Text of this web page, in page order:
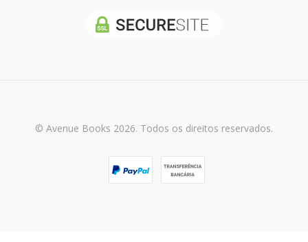
© Avenue Books 2026. Todos os direitos reservados.